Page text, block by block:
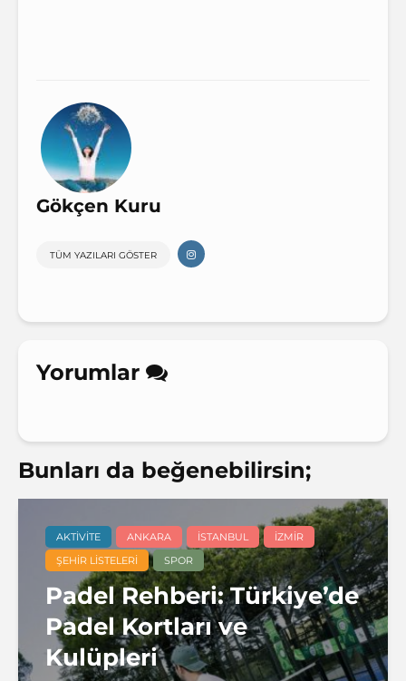
Gökçen Kuru
TÜM YAZILARI GÖSTER
Yorumlar
Bunları da beğenebilirsin;
AKTIVITE ANKARA İSTANBUL
İZMIR
ŞEHIR LISTELERI
SPOR
Padel Rehberi: Türkiye’de
Padel Kortları ve
Kulüpleri